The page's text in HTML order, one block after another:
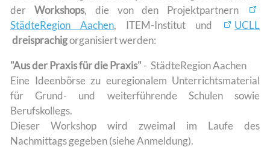
der Workshops, die von den Projektpartnern
StädteRegion Aachen, ITEM-Institut und
UCLL
dreisprachigorganisiert werden:
"Aus der Praxis für die Praxis" - StädteRegion Aachen
Eine Ideenbörse zu euregionalem Unterrichtsmaterial
für Grund- und weiterführende Schulen sowie
Berufskollegs.
Dieser Workshop wird zweimal im Laufe des
Nachmittags gegeben (siehe Anmeldung).